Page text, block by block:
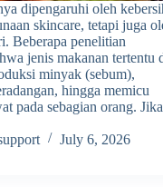
dipengaruhi oleh
skincare, tetapi juga
Beberapa penelitian
jenis makanan tertentu
minyak (sebum),
hingga memicu
pada sebagian orang.
July 6, 2026